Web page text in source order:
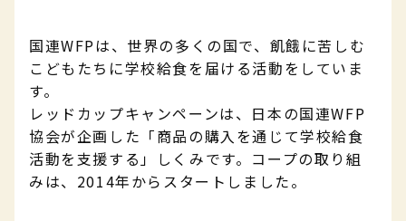
国連WFPは、世界の多くの国で、飢餓に苦しむ
こどもたちに学校給食を届ける活動をしていま
す。
レッドカップキャンペーンは、日本の国連WFP
協会が企画した「商品の購入を通じて学校給食
活動を支援する」しくみです。コープの取り組
みは、2014年からスタートしました。